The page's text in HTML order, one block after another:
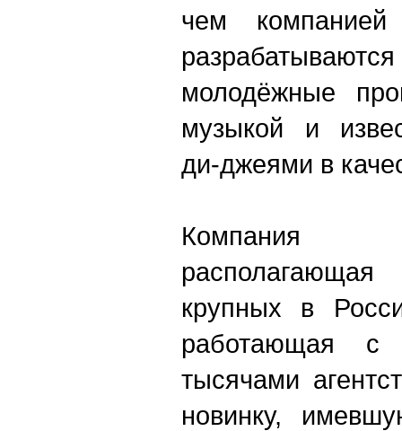
чем
молодёжные
музыкой и
ди-джеями в
Компания
крупных в
работающая
тысячами
новинку,